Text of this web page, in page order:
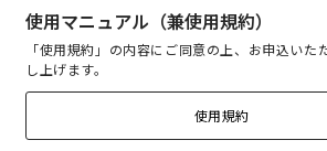
使用マニュアル （兼使用規約）
「使用規約」の内容にご同意の上、お申込いた
し上げます。
使用規約
こちらの会議室の空室状況は
以下からお問合せください。
お電話でのお問合せ
03-3346-1396
受付時間 9:00～18:00（土日祝日・年
口の字型